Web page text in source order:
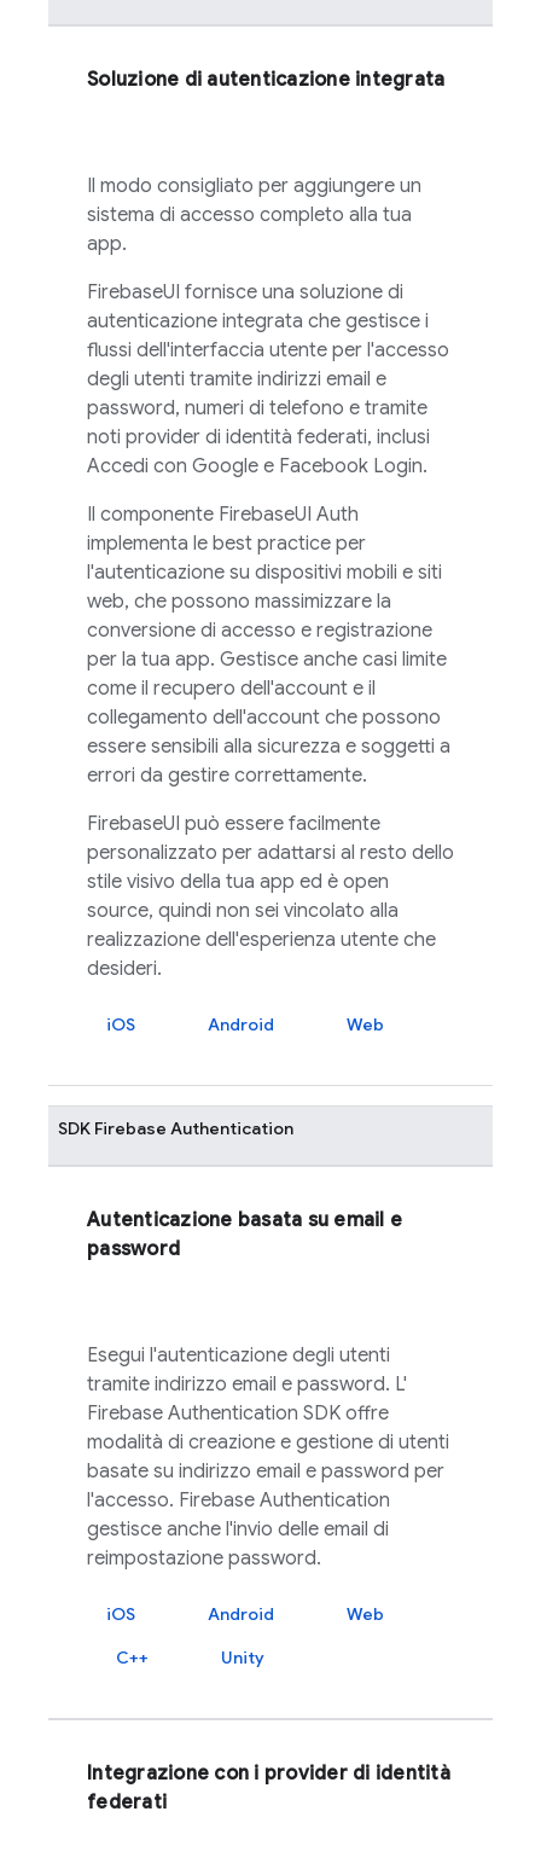
Soluzione di autenticazione integrata
Il modo consigliato per aggiungere un
sistema di accesso completo alla tua
app.
FirebaseUI fornisce una soluzione di
autenticazione integrata che gestisce i
flussi dell'interfaccia utente per l'accesso
degli utenti tramite indirizzi email e
password, numeri di telefono e tramite
noti provider di identità federati, inclusi
Accedi con Google e Facebook Login.
Il componente FirebaseUI Auth
implementa le best practice per
l'autenticazione su dispositivi mobili e siti
web, che possono massimizzare la
conversione di accesso e registrazione
per la tua app. Gestisce anche casi limite
come il recupero dell'account e il
collegamento dell'account che possono
essere sensibili alla sicurezza e soggetti a
errori da gestire correttamente.
FirebaseUI può essere facilmente
personalizzato per adattarsi al resto dello
stile visivo della tua app ed è open
source, quindi non sei vincolato alla
realizzazione dell'esperienza utente che
desideri.
iOS Android Web
SDK Firebase Authentication
Autenticazione basata su email e
password
Esegui l'autenticazione degli utenti
tramite indirizzo email e password. L'
Firebase Authentication SDK offre
modalità di creazione e gestione di utenti
basate su indirizzo email e password per
l'accesso. Firebase Authentication
gestisce anche l'invio delle email di
reimpostazione password.
iOS Android
Web
C++
Unity
Integrazione con i provider di identità
federati